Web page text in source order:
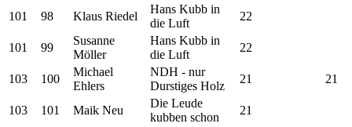
101 98 Klaus Riedel
Hans Kubb in
die Luft
22
101 99
Susanne
Möller
Hans Kubb in
die Luft
22
103 100
Michael
Ehlers
NDH - nur
Durstiges Holz
21 21
103 101 Maik Neu
Die Leude
kubben schon
21